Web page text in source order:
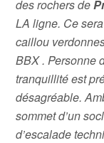
des rochers de
LA ligne. Ce
caillou
BBX . Personne
tranquillité est
désagréable.
sommet d’un
d’escalade